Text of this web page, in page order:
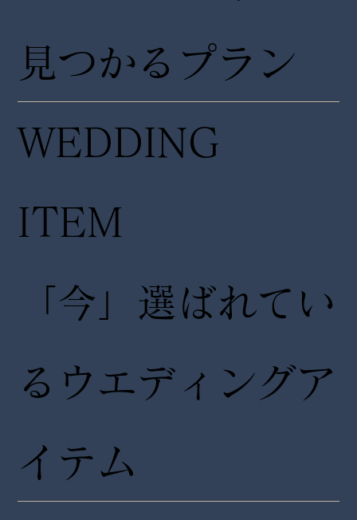
見つかるプラン
WEDDING
ITEM
「今」選ばれてい
るウエディングア
イテム